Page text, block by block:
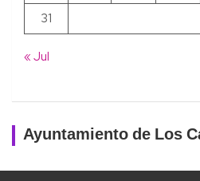
31
« Jul
Ayuntamiento de Los